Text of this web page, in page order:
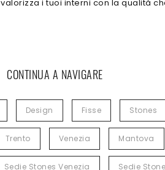
valorizza i tuoi interni con la qualità
CONTINUA A NAVIGARE
Design Fisse Stones
Trento Venezia Mantova
Sedie Stones Venezia Sedie